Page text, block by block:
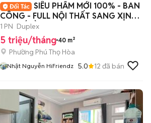
SIÊU PHẨM MỚI 100% - BAN
CÔNG - FULL NỘI THẤT SANG XỊN
MỊN KẾ ĐẦM SEN
1 PN Duplex
5 triệu/tháng 40 m²
Phường Phú Thọ Hòa
Nhật Nguyễn HiFriendz 5.0 12 đã bán